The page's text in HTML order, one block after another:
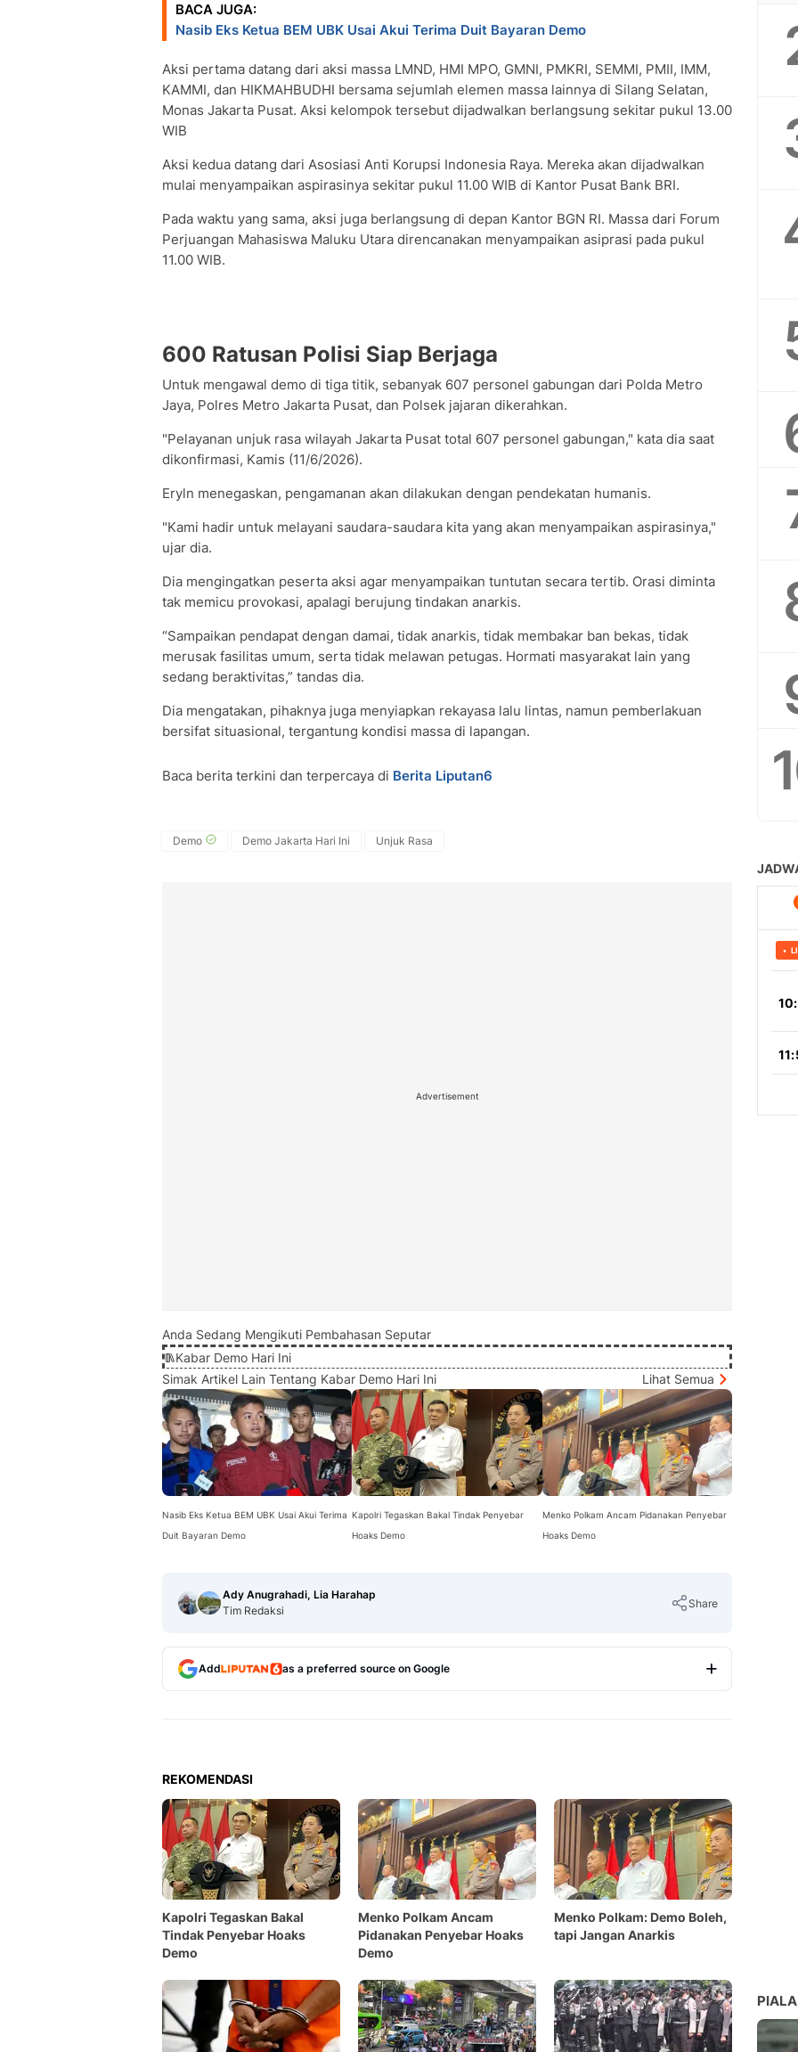
BACA JUGA:
Nasib Eks Ketua BEM UBK Usai Akui Terima Duit Bayaran Demo
Aksi pertama datang dari aksi massa LMND, HMI MPO, GMNI, PMKRI, SEMMI, PMII, IMM,
KAMMI, dan HIKMAHBUDHI bersama sejumlah elemen massa lainnya di Silang Selatan,
Monas Jakarta Pusat. Aksi kelompok tersebut dijadwalkan berlangsung sekitar pukul 13.00
WIB
Aksi kedua datang dari Asosiasi Anti Korupsi Indonesia Raya. Mereka akan dijadwalkan
mulai menyampaikan aspirasinya sekitar pukul 11.00 WIB di Kantor Pusat Bank BRI.
Pada waktu yang sama, aksi juga berlangsung di depan Kantor BGN RI. Massa dari Forum
Perjuangan Mahasiswa Maluku Utara direncanakan menyampaikan asiprasi pada pukul
11.00 WIB.
600 Ratusan Polisi Siap Berjaga
Untuk mengawal demo di tiga titik, sebanyak 607 personel gabungan dari Polda Metro
Jaya, Polres Metro Jakarta Pusat, dan Polsek jajaran dikerahkan.
"Pelayanan unjuk rasa wilayah Jakarta Pusat total 607 personel gabungan," kata dia saat
dikonfirmasi, Kamis (11/6/2026).
Eryln menegaskan, pengamanan akan dilakukan dengan pendekatan humanis.
"Kami hadir untuk melayani saudara-saudara kita yang akan menyampaikan aspirasinya,"
ujar dia.
Dia mengingatkan peserta aksi agar menyampaikan tuntutan secara tertib. Orasi diminta
tak memicu provokasi, apalagi berujung tindakan anarkis.
“Sampaikan pendapat dengan damai, tidak anarkis, tidak membakar ban bekas, tidak
merusak fasilitas umum, serta tidak melawan petugas. Hormati masyarakat lain yang
sedang beraktivitas,” tandas dia.
Dia mengatakan, pihaknya juga menyiapkan rekayasa lalu lintas, namun pemberlakuan
bersifat situasional, tergantung kondisi massa di lapangan.
Baca berita terkini dan terpercaya di Berita Liputan6
Demo Demo Jakarta Hari Ini Unjuk Rasa
Advertisement
Anda Sedang Mengikuti Pembahasan Seputar
Kabar Demo Hari Ini
Simak Artikel Lain Tentang Kabar Demo Hari Ini
Lihat Semua
Nasib Eks Ketua BEM UBK Usai Akui Terima
Duit Bayaran Demo
Kapolri Tegaskan Bakal Tindak Penyebar
Hoaks Demo
Menko Polkam Ancam Pidanakan Penyebar
Hoaks Demo
Ady Anugrahadi, Lia Harahap
Tim Redaksi
Share
Add as a preferred source on Google
REKOMENDASI
Kapolri Tegaskan Bakal
Tindak Penyebar Hoaks
Demo
Menko Polkam Ancam
Pidanakan Penyebar Hoaks
Demo
Menko Polkam: Demo Boleh,
tapi Jangan Anarkis